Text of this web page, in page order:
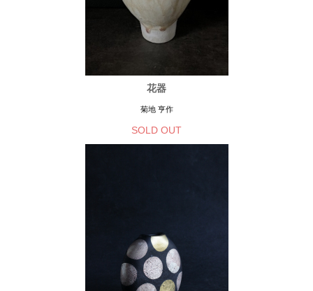
花器
菊地 亨作
SOLD OUT